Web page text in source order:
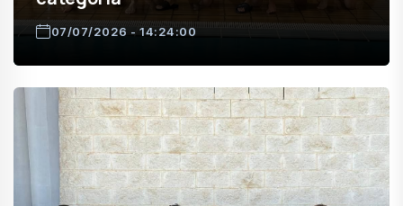
07/07/2026 - 14:24:00